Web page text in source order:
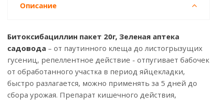
Описание
Битоксибациллин пакет 20г, Зеленая аптека
садовода – от паутинного клеща до листогрызущих
гусениц, репеллентное действие - отпугивает бабочек
от обработанного участка в период яйцекладки,
быстро разлагается, можно применять за 5 дней до
сбора урожая. Препарат кишечного действия,